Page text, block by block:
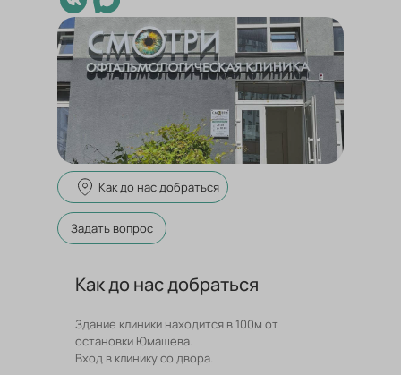
Как до нас добраться
Задать вопрос
Как до нас добраться
Здание клиники находится в 100м от
остановки Юмашева.
Вход в клинику со двора.